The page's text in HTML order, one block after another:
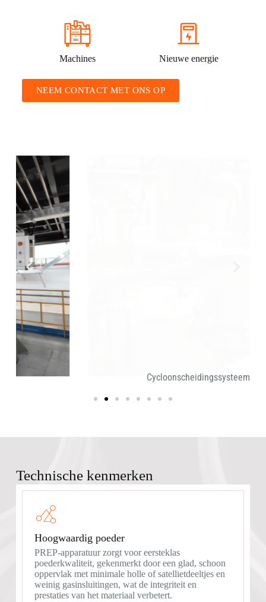
Machines Nieuwe energie
NEEM CONTACT MET ONS OP
Cycloonscheidingssysteem
Technische kenmerken
Hoogwaardig poeder
PREP-apparatuur zorgt voor eersteklas
poederkwaliteit, gekenmerkt door een glad, schoon
oppervlak met minimale holle of satellietdeeltjes en
weinig gasinsluitingen, wat de integriteit en
prestaties van het materiaal verbetert.